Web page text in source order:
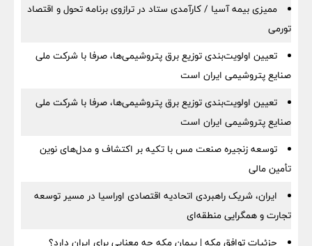
ممیزی بیمه آسیا / کارآمدی ستاد در ترازوی برنامه تحول و اقتصاد
تورمی
تعیین اولویت‌بندی توزیع برق پتروشیمی‌ها، صرفا با شرکت ملی
صنایع پتروشیمی ایران است
تعیین اولویت‌بندی توزیع برق پتروشیمی‌ها، صرفا با شرکت ملی
صنایع پتروشیمی ایران است
توسعه زنجیره صنعت مس با تکیه بر اکتشاف و مدل‌های نوین
تأمین مالی
ایران، شریک راهبردی اتحادیه اقتصادی اوراسیا در مسیر توسعه
تجارت و همگرایی منطقه‌ای
جزئیات توافق مکه | پیمان مکه چه معنایی برای ایران دارد؟